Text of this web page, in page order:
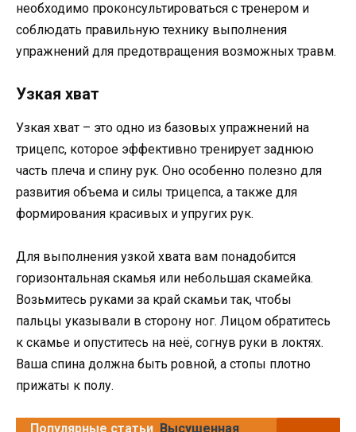
необходимо проконсультироваться с тренером и
соблюдать правильную технику выполнения
упражнений для предотвращения возможных травм.
Узкая хват
Узкая хват – это одно из базовых упражнений на
трицепс, которое эффективно тренирует заднюю
часть плеча и спину рук. Оно особенно полезно для
развития объема и силы трицепса, а также для
формирования красивых и упругих рук.
Для выполнения узкой хвата вам понадобится
горизонтальная скамья или небольшая скамейка.
Возьмитесь руками за край скамьи так, чтобы
пальцы указывали в сторону ног. Лицом обратитесь
к скамье и опуститесь на неё, согнув руки в локтях.
Ваша спина должна быть ровной, а стопы плотно
прижаты к полу.
Популярные статьи Высушенная